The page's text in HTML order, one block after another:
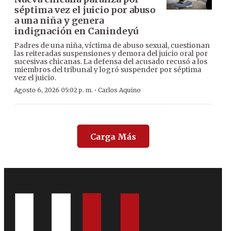
séptima vez el juicio por abuso
a una niña y genera
indignación en Canindeyú
Padres de una niña, víctima de abuso sexual, cuestionan
las reiteradas suspensiones y demora del juicio oral por
sucesivas chicanas. La defensa del acusado recusó a los
miembros del tribunal y logró suspender por séptima
vez el juicio.
Agosto 6, 2026 05:02 p. m. · Carlos Aquino
Carga Más